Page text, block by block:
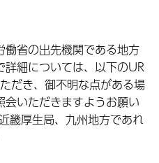
省の出先機関である地方
細については、以下のUR
だき、御不明な点がある場
いただきますようお願い
畿厚生局、九州地方であれ